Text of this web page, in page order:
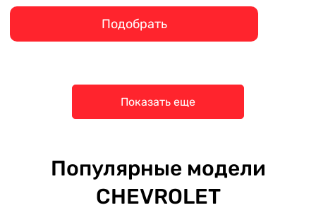
Подобрать
Показать еще
Популярные модели
CHEVROLET